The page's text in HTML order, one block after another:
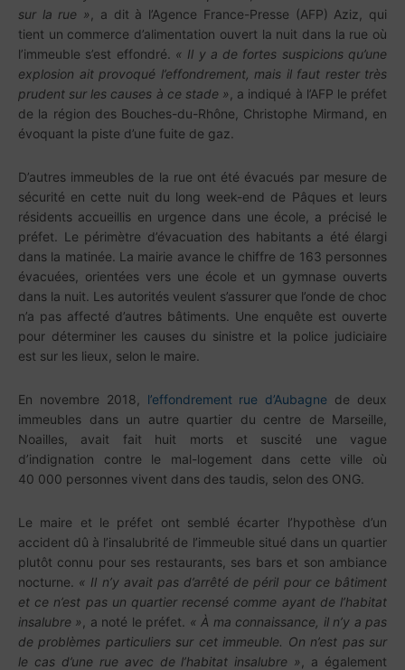
sur la rue »
, a dit à l’Agence France-Presse (AFP) Aziz, qui
tient un commerce d’alimentation ouvert la nuit dans la rue où
l’immeuble s’est effondré. « Il y a de fortes suspicions qu’une
explosion ait provoqué l’effondrement, mais il faut rester très
prudent sur les causes à ce stade »
, a indiqué à l’AFP le préfet
de la région des Bouches-du-Rhône, Christophe Mirmand, en
évoquant la piste d’une fuite de gaz.
D’autres immeubles de la rue ont été évacués par mesure de
sécurité en cette nuit du long week-end de Pâques et leurs
résidents accueillis en urgence dans une école, a précisé le
préfet. Le périmètre d’évacuation des habitants a été élargi
dans la matinée. La mairie avance le chiffre de 163 personnes
évacuées, orientées vers une école et un gymnase ouverts
dans la nuit. Les autorités veulent s’assurer que l’onde de choc
n’a pas affecté d’autres bâtiments. Une enquête est ouverte
pour déterminer les causes du sinistre et la police judiciaire
est sur les lieux, selon le maire.
En novembre 2018, l’effondrement rue d’Aubagne de deux
immeubles dans un autre quartier du centre de Marseille,
Noailles, avait fait huit morts et suscité une vague
d’indignation contre le mal-logement dans cette ville où
40 000 personnes vivent dans des taudis, selon des ONG.
Le maire et le préfet ont semblé écarter l’hypothèse d’un
accident dû à l’insalubrité de l’immeuble situé dans un quartier
plutôt connu pour ses restaurants, ses bars et son ambiance
nocturne. « Il n’y avait pas d’arrêté de péril pour ce bâtiment
et ce n’est pas un quartier recensé comme ayant de l’habitat
insalubre »
, a noté le préfet. « À ma connaissance, il n’y a pas
de problèmes particuliers sur cet immeuble. On n’est pas sur
le cas d’une rue avec de l’habitat insalubre »
, a également